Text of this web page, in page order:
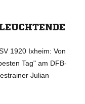
1920 Ixheim: Von
Tag" am DFB-
Julian